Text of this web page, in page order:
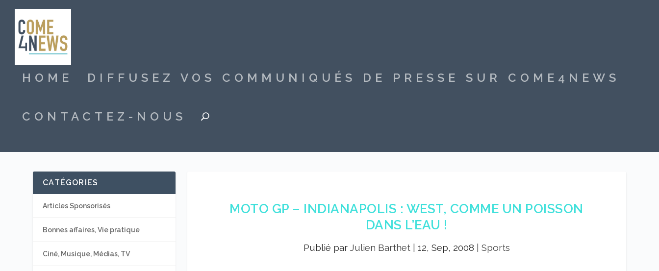
HOME DIFFUSEZ VOS COMMUNIQUÉS DE PRESSE SUR COME4NEWS
CONTACTEZ-NOUS
MOTO GP – INDIANAPOLIS : WEST, COMME UN POISSON
DANS L’EAU !
Publié par Julien Barthet| 12, Sep, 2008 Sports
CATÉGORIES
Articles Sponsorisés
Bonnes affaires, Vie pratique
Ciné, Musique, Médias, TV